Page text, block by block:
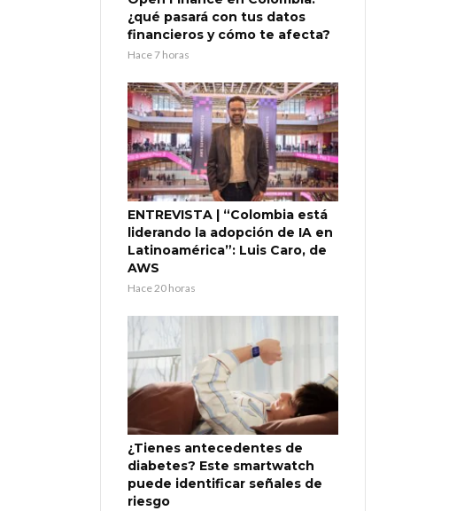
¿qué pasará con tus datos
financieros y cómo te afecta?
Hace 7 horas
ENTREVISTA | “Colombia está
liderando la adopción de IA en
Latinoamérica”: Luis Caro, de
AWS
Hace 20 horas
¿Tienes antecedentes de
diabetes? Este smartwatch
puede identificar señales de
riesgo